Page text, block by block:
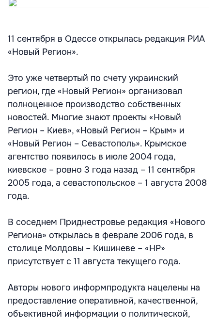
11 сентября в Одессе открылась редакция РИА
«Новый Регион».
Это уже четвертый по счету украинский
регион, где «Новый Регион» организовал
полноценное производство собственных
новостей. Многие знают проекты «Новый
Регион – Киев», «Новый Регион – Крым» и
«Новый Регион – Севастополь». Крымское
агентство появилось в июле 2004 года,
киевское – ровно 3 года назад – 11 сентября
2005 года, а севастопольское – 1 августа 2008
года.
В соседнем Приднестровье редакция «Нового
Региона» открылась в феврале 2006 года, в
столице Молдовы – Кишиневе – «НР»
присутствует с 11 августа текущего года.
Авторы нового информпродукта нацелены на
предоставление оперативной, качественной,
объективной информации о политической,